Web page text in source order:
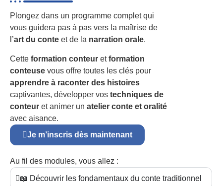
Plongez dans un programme complet qui
vous guidera pas à pas vers la maîtrise de
l’art du conte et de la narration orale.
Cette formation conteur etformation
conteuse vous offre toutes les clés pour
apprendre à raconter des histoires
captivantes, développer vos techniques de
conteur et animer un atelier conte et oralité
avec aisance.
Je m’inscris dès maintenant
Au fil des modules, vous allez :
📖 Découvrir les fondamentaux du conte traditionnel